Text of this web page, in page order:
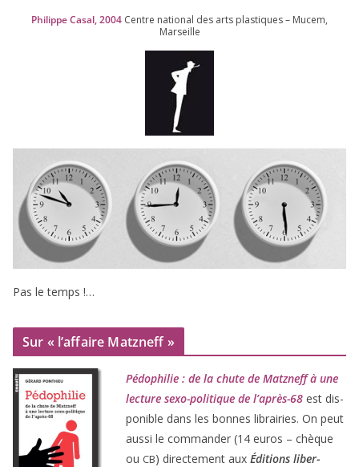
Philippe Casal,2004 Centre natio­nal des arts plas­tiques – Mucem,
Marseille
Pas le temps !…
Sur « l’affaire Matzneff »
Pédophilie : de la chute de Matzneff à une
lec­ture sexo-poli­tique de l’après-68 est dis­
po­nible dans les bonnes librai­ries. On peut
aus­si le com­man­der (14 euros – chèque
ou CB) direc­te­ment aux Éditions liber­